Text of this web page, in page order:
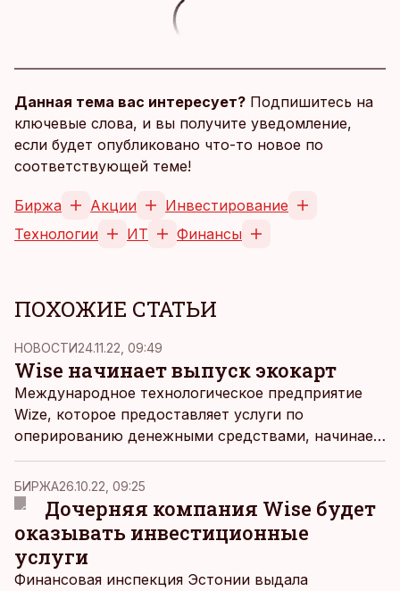
Данная тема вас интересует? Подпишитесь на
ключевые слова, и вы получите уведомление,
если будет опубликовано что-то новое по
соответствующей теме!
Биржа Акции
Инвестирование
Технологии
ИТ Финансы
ПОХОЖИЕ СТАТЬИ
НОВОСТИ24.11.22, 09:49
Wise начинает выпуск экокарт
Международное технологическое предприятие
Wize, которое предоставляет услуги по
оперированию денежными средствами, начинает
выпуск экокарт.
БИРЖА26.10.22, 09:25
Дочерняя компания Wise будет
оказывать инвестиционные
услуги
Финансовая инспекция Эстонии выдала